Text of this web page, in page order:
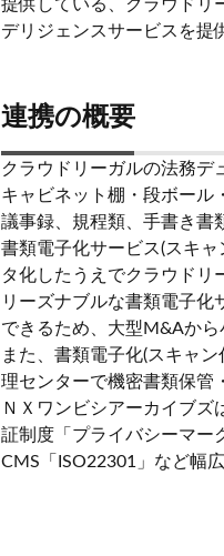
提供している、クラウドリ
デリジェンスサービスを提
連携の概要
クラウドリーガルの法務デ
キャビネット棚・段ボール
議事録、規程類、手書き書
書類電子化サービス(スキ
タ化したうえでクラウドリ
リーズナブルな書類電子
できるため、大型M&Aから
また、書類電子化(スキャ
理センターで機密書類保管
ＮＸワンビシアーカイブ
証制度「プライバシーマー
CMS「ISO22301」など幅